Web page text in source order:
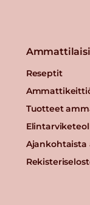
Reseptit
Tuotteet